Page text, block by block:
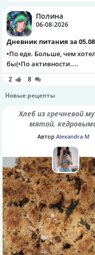
Полина
06-08-2026
Дневник питания за
▪️По еде. Больше, чем
бы(▪️По активности....
2
8
Новые рецепты
Хлеб из гречневой муки с
мятой,
орешками и
Автор Alexandra M